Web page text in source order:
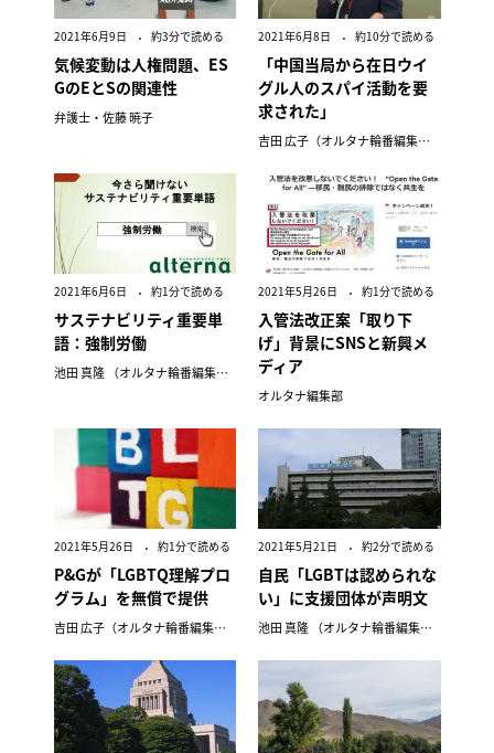
2021年6月9日 約3分で読める
気候変動は人権問題、ES
GのEとSの関連性
弁護士・佐藤 暁子
2021年6月8日 約10分で読める
「中国当局から在日ウイ
グル人のスパイ活動を要
求された」
吉田 広子（オルタナ輪番編集長）
2021年6月6日 約1分で読める
サステナビリティ重要単
語：強制労働
池田 真隆 （オルタナ輪番編集長）
2021年5月26日 約1分で読める
入管法改正案「取り下
げ」背景にSNSと新興メ
ディア
オルタナ編集部
2021年5月26日 約1分で読める
P&Gが「LGBTQ理解プロ
グラム」を無償で提供
吉田 広子（オルタナ輪番編集長）
2021年5月21日 約2分で読める
自民「LGBTは認められな
い」に支援団体が声明文
池田 真隆 （オルタナ輪番編集長）